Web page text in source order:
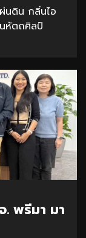
นดิน กลิ่นไอ
หัตถศิลป์
. พรีมา มา